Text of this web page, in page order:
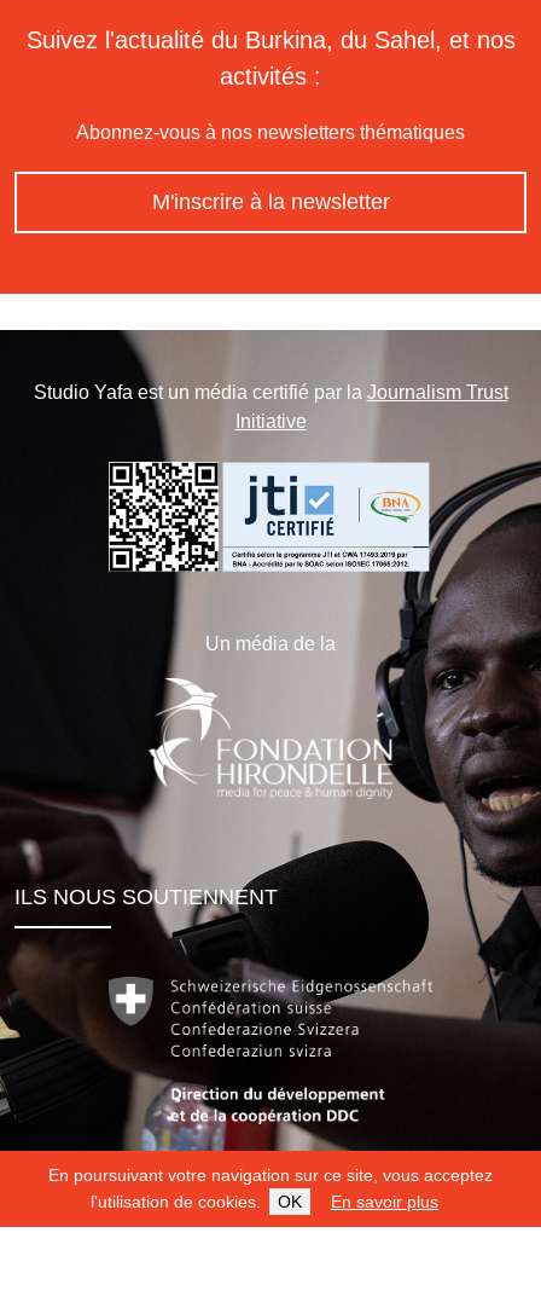
En poursuivant votre navigation sur ce site, vous acceptez
l'utilisation de cookies.
OK En savoir plus
Suivez l'actualité du Burkina, du Sahel, et nos
activités :
Abonnez-vous à nos newsletters thématiques
M'inscrire à la newsletter
Studio Yafa est un média certifié par la Journalism Trust
Initiative
Un média de la
ILS NOUS SOUTIENNENT